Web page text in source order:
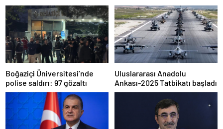
Boğaziçi Üniversitesi’nde
polise saldırı: 97 gözaltı
Uluslararası Anadolu
Ankası-2025 Tatbikatı başladı